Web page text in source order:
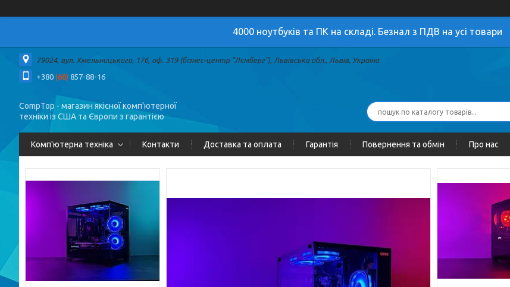
4000 ноутбуків та ПК на складі. Безнал з ПДВ на усі товари
79024, вул. Хмельницького, 176, оф. 319 (бізнес-центр "Лємберг"), Львівська обл., Львів, Україна
+380 (68) 857-88-16
CompTop - магазин якісної комп'ютерної
техніки із США та Європи з гарантією
Комп'ютерна техніка Контакти Доставка та оплата Гарантія Повернення та обмін Про нас